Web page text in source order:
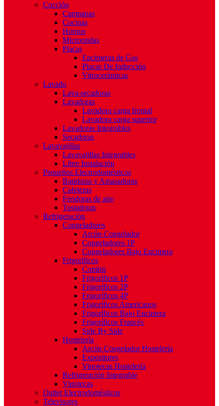
Cocción
Campanas
Cocinas
Hornos
Microondas
Placas
Encimeras de Gas
Placas De Inducción
Vitrocerámicas
Lavado
Lava-secadoras
Lavadoras
Lavadora carga frontal
Lavadora carga superior
Lavadoras Integrables
Secadoras
Lavavajillas
Lavavajillas Integrables
Libre Instalación
Pequeños Electrodomésticos
Batidoras y Amasadoras
Cafeteras
Freidoras de aire
Tostadoras
Refrigeración
Congeladores
Arcón Congelador
Congeladores 1P
Congeladores Bajo Encimera
Frigoríficos
Combis
Frigoríficos 1P
Frigoríficos 2P
Frigoríficos 4P
Frigoríficos Americanos
Frigoríficos Bajo Encimera
Frigoríficos Francés
Side By Side
Hostelería
Arcón Congelador Hostelería
Expositores
Vinotecas Hostelería
Refrigeración Integrable
Vinotecas
Outlet Electrodomésticos
Televisores